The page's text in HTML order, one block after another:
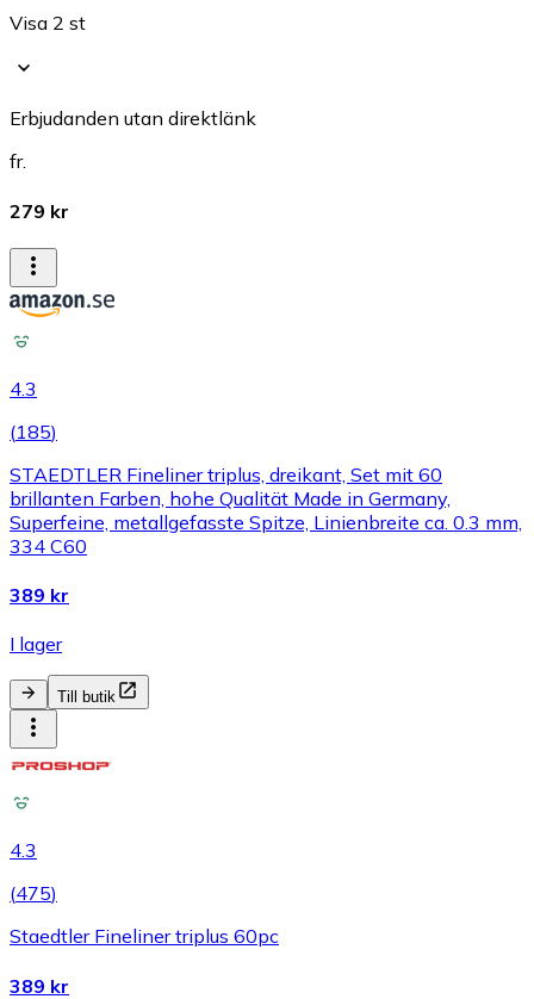
Visa 2 st
Erbjudanden utan direktlänk
fr.
279 kr
4.3
(185)
STAEDTLER Fineliner triplus, dreikant, Set mit 60
brillanten Farben, hohe Qualität Made in Germany,
Superfeine, metallgefasste Spitze, Linienbreite ca. 0.3 mm,
334 C60
389 kr
I lager
Till butik
4.3
(475)
Staedtler Fineliner triplus 60pc
389 kr